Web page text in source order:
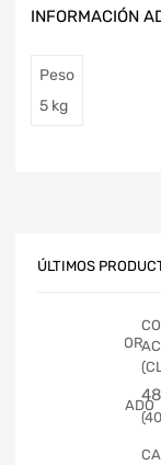
INFORMACIÓN
Peso
5 kg
ÚLTIMOS